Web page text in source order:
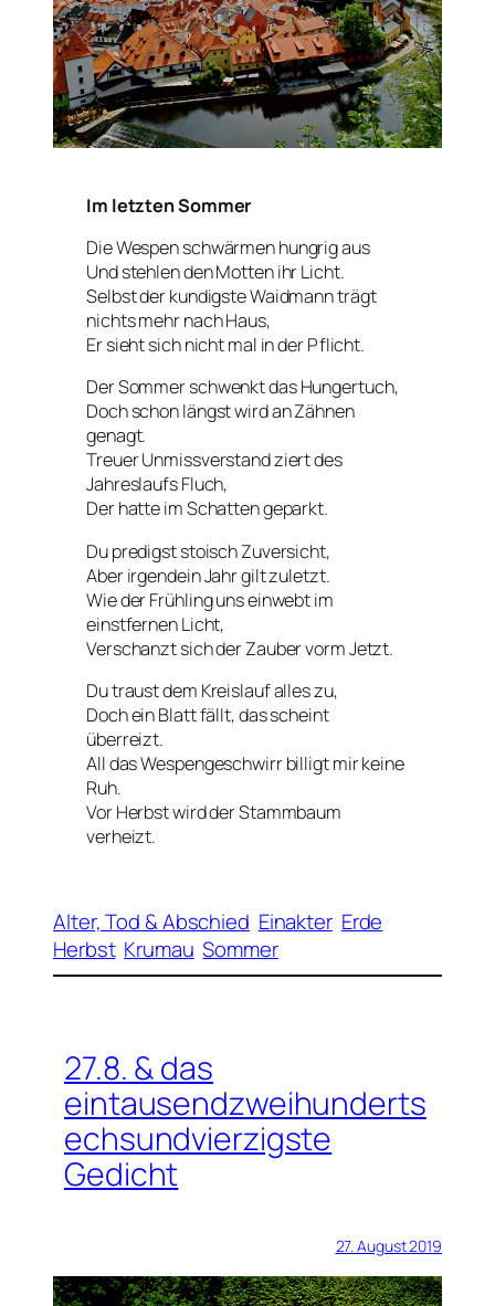
Im letzten Sommer
Die Wespen schwärmen hungrig aus
Und stehlen den Motten ihr Licht.
Selbst der kundigste Waidmann trägt
nichts mehr nach Haus,
Er sieht sich nicht mal in der Pflicht.
Der Sommer schwenkt das Hungertuch,
Doch schon längst wird an Zähnen
genagt.
Treuer Unmissverstand ziert des
Jahreslaufs Fluch,
Der hatte im Schatten geparkt.
Du predigst stoisch Zuversicht,
Aber irgendein Jahr gilt zuletzt.
Wie der Frühling uns einwebt im
einstfernen Licht,
Verschanzt sich der Zauber vorm Jetzt.
Du traust dem Kreislauf alles zu,
Doch ein Blatt fällt, das scheint
überreizt.
All das Wespengeschwirr billigt mir keine
Ruh.
Vor Herbst wird der Stammbaum
verheizt.
Alter, Tod & Abschied Einakter Erde
Herbst Krumau Sommer
27.8. & das
eintausendzweihunderts
echsundvierzigste
Gedicht
27. August 2019